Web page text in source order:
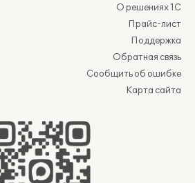
О решениях 1С
Прайс-лист
Поддержка
Обратная связь
Сообщить об ошибке
Карта сайта